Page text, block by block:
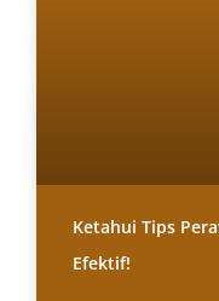
Ketahui Tips
Efektif!